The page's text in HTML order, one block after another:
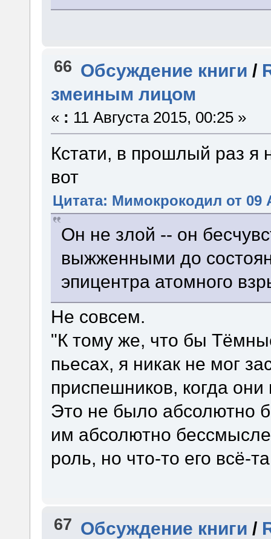
66 Обсуждение книги /
змеиным лицом
« : 11 Августа 2015, 00:25 »
Кстати, в прошлый раз я
вот
Цитата: Мимокрокодил от 09
Он не злой -- он
выжженными до
эпицентра атомного
Не совсем.
"К тому же, что бы
пьесах, я никак не мог
приспешников, когда
Это не было абсолютно
им абсолютно
роль, но что-то его всё-
67 Обсуждение книги /